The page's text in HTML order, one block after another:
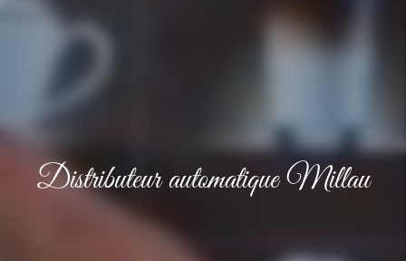
Distributeur automatique Millau